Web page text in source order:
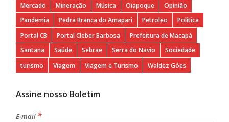
Mercado
Mineração Música Oiapoque
Opinião
Pandemia
Pedra Branca do Amapari Petroleo
Política
Portal CB
Portal Cleber Barbosa
Prefeitura de Macapá
Santana
Saúde Sebrae Serra do Navio
Sociedade
turismo
Viagem Viagem e Turismo Waldez Góes
Assine nosso Boletim
E-mail *